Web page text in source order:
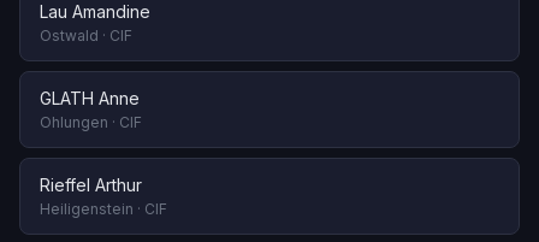
Lau Amandine
Ostwald · CIF
GLATH Anne
Ohlungen · CIF
Rieffel Arthur
Heiligenstein · CIF